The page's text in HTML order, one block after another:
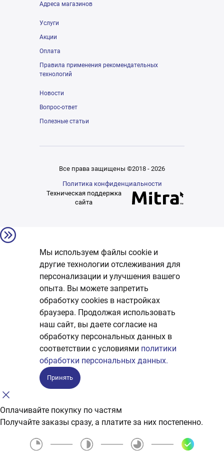
Адреса магазинов
Услуги
Акции
Оплата
Правила применения рекомендательных
технологий
Новости
Вопрос-ответ
Полезные статьи
Все права защищены ©2018 - 2026
Политика конфиденциальности
Техническая поддержка
сайта
Мы используем файлы cookie и
другие технологии отслеживания для
персонализации и улучшения вашего
опыта. Вы можете запретить
обработку сookies в настройках
браузера. Продолжая использовать
наш сайт, вы даете согласие на
обработку персональных данных в
соответствии с условиями политики
обработки персональных данных.
Принять
Оплачивайте покупку по частям
Получайте заказы сразу, а платите за них постепенно.